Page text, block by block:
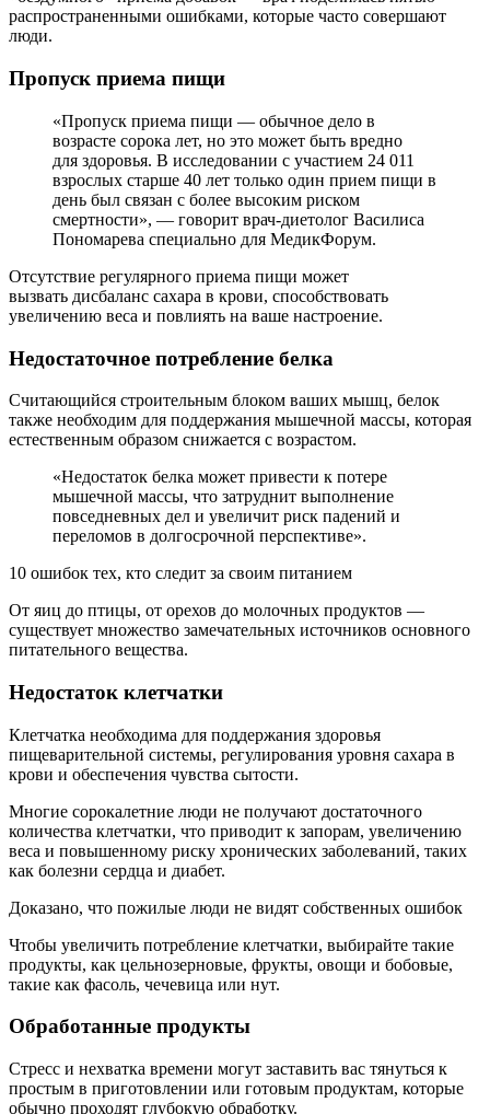
распространенными ошибками, которые часто совершают
люди.
Пропуск приема пищи
«Пропуск приема пищи — обычное дело в
возрасте сорока лет, но это может быть вредно
для здоровья. В исследовании с участием 24 011
взрослых старше 40 лет только один прием пищи в
день был связан с более высоким риском
смертности», — говорит врач-диетолог Василиса
Пономарева специально для МедикФорум.
Отсутствие регулярного приема пищи может
вызвать дисбаланс сахара в крови, способствовать
увеличению веса и повлиять на ваше настроение.
Недостаточное потребление белка
Считающийся строительным блоком ваших мышц, белок
также необходим для поддержания мышечной массы, которая
естественным образом снижается с возрастом.
«Недостаток белка может привести к потере
мышечной массы, что затруднит выполнение
повседневных дел и увеличит риск падений и
переломов в долгосрочной перспективе».
10 ошибок тех, кто следит за своим питанием
От яиц до птицы, от орехов до молочных продуктов —
существует множество замечательных источников основного
питательного вещества.
Недостаток клетчатки
Клетчатка необходима для поддержания здоровья
пищеварительной системы, регулирования уровня сахара в
крови и обеспечения чувства сытости.
Многие сорокалетние люди не получают достаточного
количества клетчатки, что приводит к запорам, увеличению
веса и повышенному риску хронических заболеваний, таких
как болезни сердца и диабет.
Доказано, что пожилые люди не видят собственных ошибок
Чтобы увеличить потребление клетчатки, выбирайте такие
продукты, как цельнозерновые, фрукты, овощи и бобовые,
такие как фасоль, чечевица или нут.
Обработанные продукты
Стресс и нехватка времени могут заставить вас тянуться к
простым в приготовлении или готовым продуктам, которые
обычно проходят глубокую обработку.